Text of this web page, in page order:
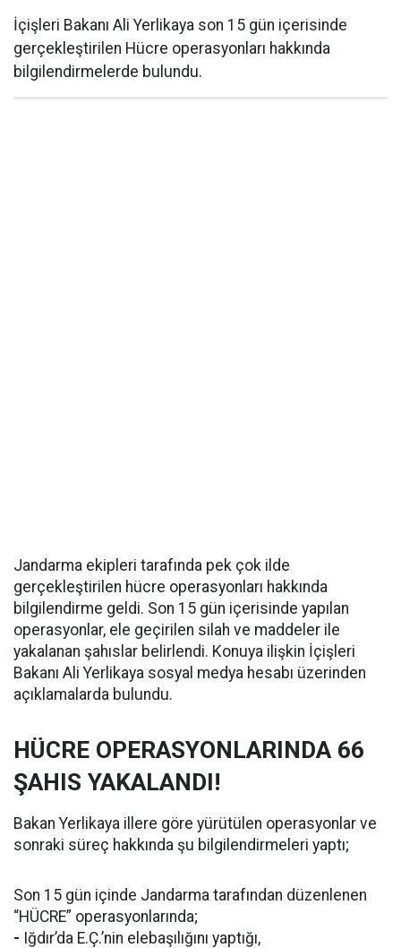
İçişleri Bakanı Ali Yerlikaya son 15 gün içerisinde
gerçekleştirilen Hücre operasyonları hakkında
bilgilendirmelerde bulundu.
Jandarma ekipleri tarafında pek çok ilde
gerçekleştirilen hücre operasyonları hakkında
bilgilendirme geldi. Son 15 gün içerisinde yapılan
operasyonlar, ele geçirilen silah ve maddeler ile
yakalanan şahıslar belirlendi. Konuya ilişkin İçişleri
Bakanı Ali Yerlikaya sosyal medya hesabı üzerinden
açıklamalarda bulundu.
HÜCRE OPERASYONLARINDA 66
ŞAHIS YAKALANDI!
Bakan Yerlikaya illere göre yürütülen operasyonlar ve
sonraki süreç hakkında şu bilgilendirmeleri yaptı;
Son 15 gün içinde Jandarma tarafından düzenlenen
“HÜCRE” operasyonlarında;
- Iğdır’da E.Ç.’nin elebaşılığını yaptığı,